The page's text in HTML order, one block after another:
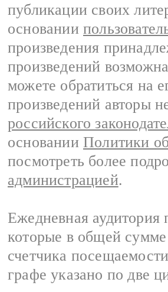
публикации своих
основании
произведения
произведений
можете обратиться на
произведений авторы
российского
основании Политики
посмотреть более
администрацией.
Ежедневная аудитория
которые в общей
счетчика
графе указано по две